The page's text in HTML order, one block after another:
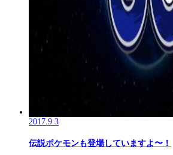
2017.9.3
伝説ポケモンも登場していますよ〜！